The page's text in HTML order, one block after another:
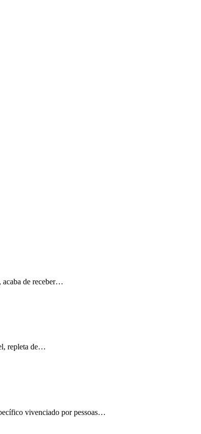
acaba de receber…
repleta de…
vivenciado por pessoas…